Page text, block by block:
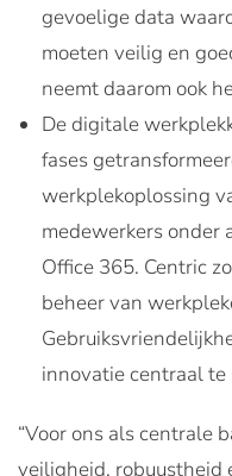
gevoelige data
moeten veilig en
neemt daarom ook
De digitale
fases
werkplekoplossing
medewerkers onder
Office 365. Centric
beheer van
innovatie centraal te
“Voor ons als centrale
veiligheid, robuustheid